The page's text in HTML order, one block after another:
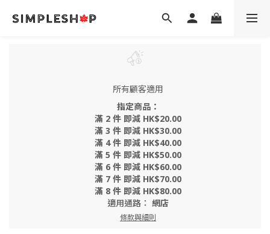
所有顧客適用
指定商品：
滿 2 件 即減 HK$20.00
滿 3 件 即減 HK$30.00
滿 4 件 即減 HK$40.00
滿 5 件 即減 HK$50.00
滿 6 件 即減 HK$60.00
滿 7 件 即減 HK$70.00
滿 8 件 即減 HK$80.00
適用通路： 網店
條款與細則